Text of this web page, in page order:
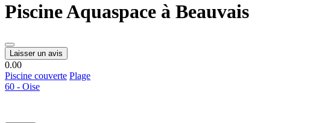
Piscine Aquaspace à Beauvais
Laisser un avis
0.00
Piscine couverte Plage
60 - Oise